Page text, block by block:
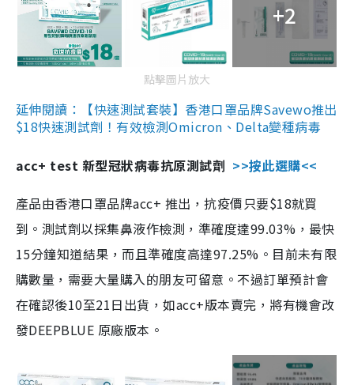
+2
點擊圖片放大
延伸閱讀：【快速測試套裝】香港口罩品牌Savewo推出
$18快速測試劑！有效檢測Omicron、Delta變種病毒
acc+ test 新型冠狀病毒抗原測試劑 >>按此選購<<
產品由香港口罩品牌acc+ 推出，抗疫價只要$18就買
到。測試劑以採集鼻液作檢測，準確度達99.03%，最快
15分鐘知道結果，而且準確度高達97.25%。目前未有限
購數量，需要大量購入的朋友可留意。不過訂單預計會
在確認後10至21日出貨，如acc+版本賣完，將有機會改
發DEEPBLUE 原廠版本。